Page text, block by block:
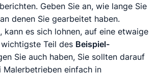
Geben Sie an, wie lange Sie
denen Sie gearbeitet haben.
es sich lohnen, auf eine etwaige
Teil des Beispiel-
Sie auch haben, Sie sollten darauf
Malerbetrieben einfach in